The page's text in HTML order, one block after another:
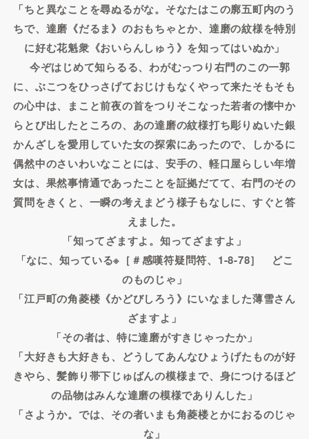
「ちと異なことを尋ぬるがな。そなたはこの廓五町内のう
ちで、達磨《だるま》のおもちゃとか、達磨の紋様を特別
に好む花魁衆《おいらんしゅう》を知ってはいぬか」
今ぞはじめて知らるる、わがむっつり右門のこの一郭
に、ぶこつをひっさげておじけもなくやって来たそもそも
の心中は、まこと前夜の首をつりそこなった若者の懐中か
らとび出したところの、あの達磨の紋様打ち彫りぬいた銀
かんざしを愛用していた女の探索にあったので、しかるに
偶然中のさいわいなことには、安手の、軽口屋らしい年増
女は、果然事情通であったことを証拠だてて、右門のその
質問をきくと、一瞬の考えまどう様子もなしに、すぐと答
えました。
「知ってざますよ。知ってざますよ」
「なに、知っている※［＃感嘆符疑問符、1-8-78］ どこ
のものじゃ」
「江戸町の角菱楼《かどびしろう》にいなました薄雪さん
ざますよ」
「その者は、特に達磨がすきじゃったか」
「大好きも大好きも、どうしてあんなひょうげたものが好
きやら、髪飾り帯下じゅばんの模様まで、身につけるほど
の品物はみんな達磨の模様でありんした」
「さようか。では、その者いまも角菱楼とかにおるのじゃ
な」